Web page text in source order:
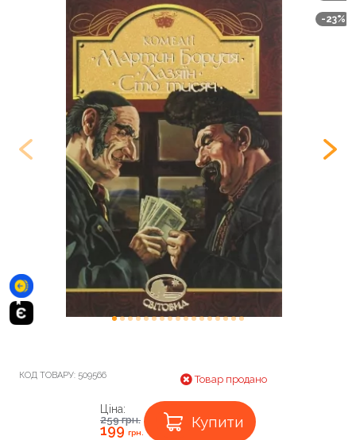
-23%
КОД ТОВАРУ: 509566 Товар продано
Ціна:
259грн.
199грн.
Купити